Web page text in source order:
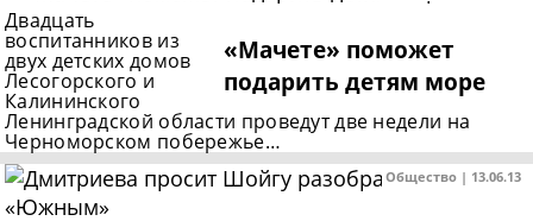
«Мачете» поможет
подарить детям море
Двадцать
воспитанников из
двух детских домов
Лесогорского и
Калининского
Ленинградской области проведут две недели на
Черноморском побережье…
Общество | 13.06.13